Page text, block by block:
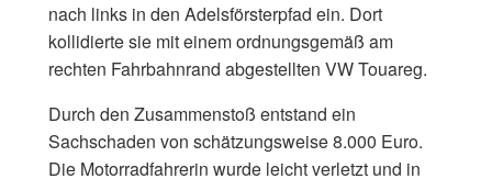
nach links in den Adelsförsterpfad ein. Dort
kollidierte sie mit einem ordnungsgemäß am
rechten Fahrbahnrand abgestellten VW Touareg.
Durch den Zusammenstoß entstand ein
Sachschaden von schätzungsweise 8.000 Euro.
Die Motorradfahrerin wurde leicht verletzt und in